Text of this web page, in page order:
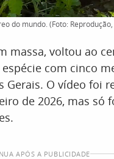
do mundo. (Foto: Reprodução,
massa, voltou ao
com cinco
Gerais. O vídeo foi
de 2026, mas só
APÓS A PUBLICIDADE